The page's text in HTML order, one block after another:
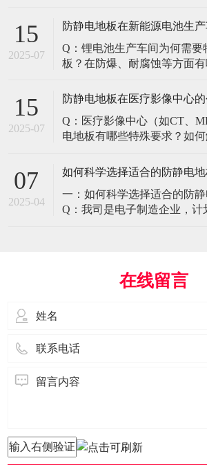
以下核心优势： 高强度结构
轧钢板拉伸焊接成型，表面磷
塑，防锈耐磨，承重性能优
线：配套活动线槽板设计，
15
2025-07
Q：锂电池生产车间为何需要
板？在防爆、耐腐蚀等方面
环境并存的特殊场景，需要全
境要求 • 防爆等级：Ex IIB
证） • 静电泄放速度：<0.
15
2025-07
Q：医疗影像中心（如CT、
电地板有哪些特殊要求？如
环境特殊性对防静电地板提出
疗影像环境的特殊需求 电磁兼容性要求 •
MRI室需完全无磁：磁化率
07
2025-04
如何科学选择适合的防静电地
一：如何科学选择适合的防静
Q：我司是电子制造企业，计
用场景、技术指标及长期维护
量。作为深耕行业多年的广东
在线留言